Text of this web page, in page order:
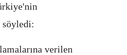
söyledi:
verilen